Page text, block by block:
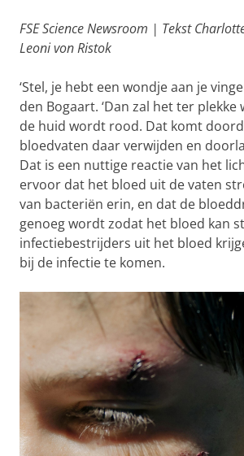
FSE Science Newsroom | Tekst
Leoni von Ristok
‘Stel, je hebt een wondje aan je
den Bogaart. ‘Dan zal het ter plekke
de huid wordt rood. Dat komt
bloedvaten daar verwijden en
Dat is een nuttige reactie van het
ervoor dat het bloed uit de vaten
van bacteriën erin, en dat de
genoeg wordt zodat het bloed kan
infectiebestrijders uit het bloed
bij de infectie te komen.